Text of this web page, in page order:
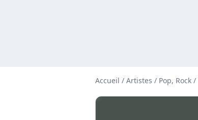
Accueil / Artistes / Pop, Rock /